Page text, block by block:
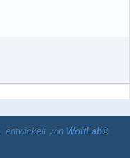
, entwickelt von WoltLab®